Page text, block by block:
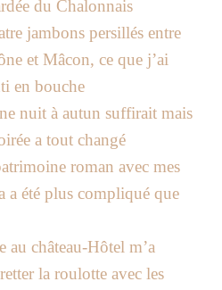
du Chalonnais
jambons persillés entre
et Mâcon, ce que j’ai
en bouche
nuit à autun suffirait mais
a tout changé
roman avec mes
a été plus compliqué que
au château-Hôtel m’a
la roulotte avec les